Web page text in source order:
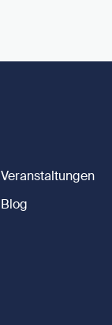
Veranstaltungen
Blog